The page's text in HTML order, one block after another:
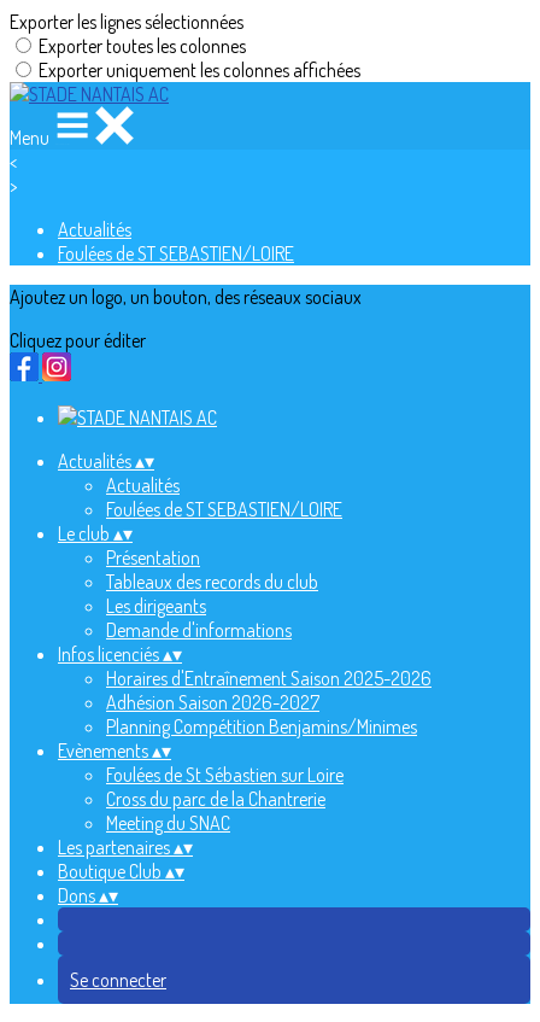
Exporter les lignes sélectionnées
Exporter toutes les colonnes
Exporter uniquement les colonnes affichées
Menu
<
>
Actualités
Foulées de ST SEBASTIEN/LOIRE
Ajoutez un logo, un bouton, des réseaux sociaux
Cliquez pour éditer
Actualités▴▾
Actualités
Foulées de ST SEBASTIEN/LOIRE
Le club ▴▾
Présentation
Tableaux des records du club
Les dirigeants
Demande d'informations
Infos licenciés▴▾
Horaires d'Entraînement Saison 2025-2026
Adhésion Saison 2026-2027
Planning Compétition Benjamins/Minimes
Evènements▴▾
Foulées de St Sébastien sur Loire
Cross du parc de la Chantrerie
Meeting du SNAC
Les partenaires▴▾
Boutique Club ▴▾
Dons▴▾
Se connecter